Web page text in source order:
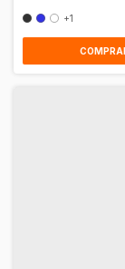
+1